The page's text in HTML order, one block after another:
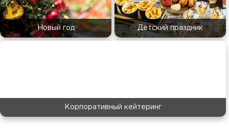
Новый год Детский праздник
Корпоративный кейтеринг